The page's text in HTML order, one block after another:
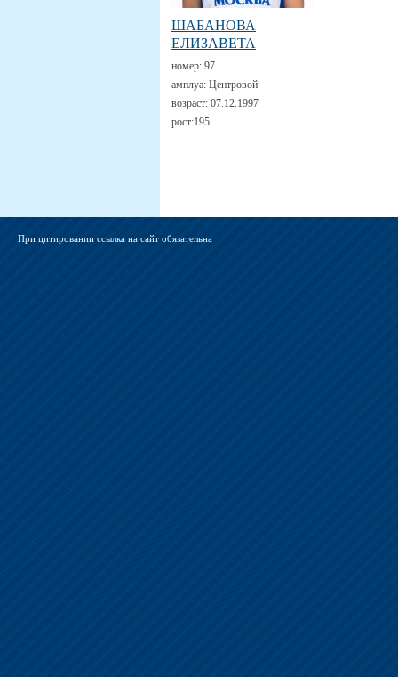
ШАБАНОВА
ЕЛИЗАВЕТА
номер: 97
амплуа: Центровой
возраст: 07.12.1997
рост:195
При цитировании ссылка на сайт обязательна